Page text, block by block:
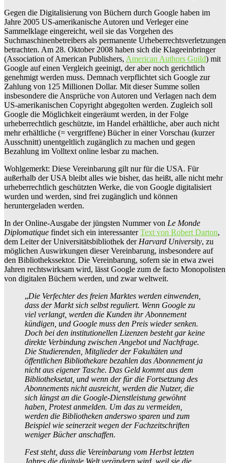
Gegen die Digitalisierung von Büchern durch Google haben im
Jahre 2005 US-amerikanische Autoren und Verleger eine
Sammelklage eingereicht, weil sie das Vorgehen des
Suchmaschinenbetreibers als permanente Urheberrechtsverletzungen
betrachten. Am 28. Oktober 2008 haben sich die Klageeinbringer
(Association of American Publishers, American Authors Guild) mit
Google auf einen Vergleich geeinigt, der aber noch gerichtlich
genehmigt werden muss. Demnach verpflichtet sich Google zur
Zahlung von 125 Millionen Dollar. Mit dieser Summe sollen
insbesondere die Ansprüche von Autoren und Verlagen nach dem
US-amerikanischen Copyright abgegolten werden. Zugleich soll
Google die Möglichkeit eingeräumt werden, in der Folge
urheberrechtlich geschützte, im Handel erhältliche, aber auch nicht
mehr erhältliche (= vergriffene) Bücher in einer Vorschau (kurzer
Ausschnitt) unentgeltlich zugänglich zu machen und gegen
Bezahlung im Volltext online lesbar zu machen.
Wohlgemerkt: Diese Vereinbarung gilt nur für die USA. Für
außerhalb der USA bleibt alles wie bisher, das heißt, alle nicht mehr
urheberrechtlich geschützten Werke, die von Google digitalisiert
wurden und werden, sind frei zugänglich und können
heruntergeladen werden.
In der Online-Ausgabe der jüngsten Nummer von Le Monde
Diplomatique findet sich ein interessanterText von Robert Darton,
dem Leiter der Universitätsbibliothek der Harvard University, zu
möglichen Auswirkungen dieser Vereinbarung, insbesondere auf
den Bibliothekssektor. Die Vereinbarung, sofern sie in etwa zwei
Jahren rechtswirksam wird, lässt Google zum de facto Monopolisten
von digitalen Büchern werden, und zwar weltweit.
„Die Verfechter des freien Marktes werden einwenden,
dass der Markt sich selbst reguliert. Wenn Google zu
viel verlangt, werden die Kunden ihr Abonnement
kündigen, und Google muss den Preis wieder senken.
Doch bei den institutionellen Lizenzen besteht gar keine
direkte Verbindung zwischen Angebot und Nachfrage.
Die Studierenden, Mitglieder der Fakultäten und
öffentlichen Bibliothekare bezahlen das Abonnement ja
nicht aus eigener Tasche. Das Geld kommt aus dem
Bibliotheksetat, und wenn der für die Fortsetzung des
Abonnements nicht ausreicht, werden die Nutzer, die
sich längst an die Google-Dienstleistung gewöhnt
haben, Protest anmelden. Um das zu vermeiden,
werden die Bibliotheken anderswo sparen und zum
Beispiel wie seinerzeit wegen der Fachzeitschriften
weniger Bücher anschaffen.
Fest steht, dass die Vereinbarung vom Herbst letzten
Jahres die digitale Welt verändern wird, weil sie die